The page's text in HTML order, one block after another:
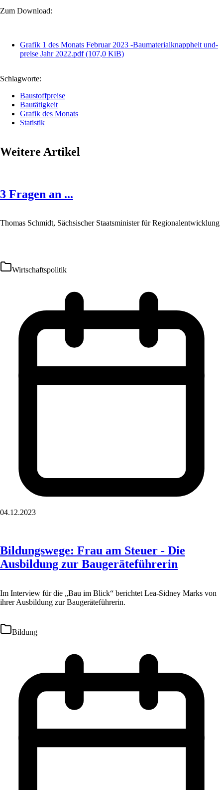
Zum Download:
Grafik 1 des Monats Februar 2023 -Baumaterialknappheit und-
preise Jahr 2022.pdf(107,0 KiB)
Schlagworte:
Baustoffpreise
Bautätigkeit
Grafik des Monats
Statistik
Weitere Artikel
3 Fragen an ...
Thomas Schmidt, Sächsischer Staatsminister für Regionalentwicklung
Wirtschaftspolitik
04.12.2023
Bildungswege: Frau am Steuer - Die
Ausbildung zur Baugeräteführerin
Im Interview für die „Bau im Blick“ berichtet Lea-Sidney Marks von
ihrer Ausbildung zur Baugeräteführerin.
Bildung